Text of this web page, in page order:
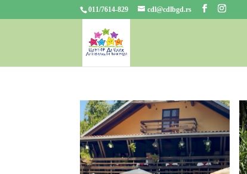
011/7614-829 cdl@cdlbgd.rs